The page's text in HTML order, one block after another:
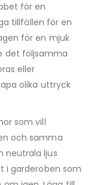
för en
tillfällen för en
för en mjuk
det följsamma
eller
olika uttryck
som vill
och samma
neutrala ljus
i garderoben som